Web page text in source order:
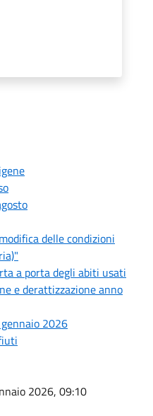
delle condizioni
a porta degli abiti usati
e derattizzazione anno
2026
2026, 09:10